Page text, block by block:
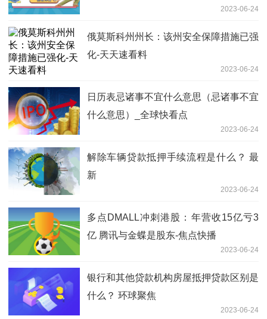
2023-06-24
俄莫斯科州州长：该州安全保障措施已强
化-天天速看料
2023-06-24
日历表忌诸事不宜什么意思（忌诸事不宜
什么意思）_全球快看点
2023-06-24
解除车辆贷款抵押手续流程是什么？ 最
新
2023-06-24
多点DMALL冲刺港股：年营收15亿亏3
亿 腾讯与金蝶是股东-焦点快播
2023-06-24
银行和其他贷款机构房屋抵押贷款区别是
什么？ 环球聚焦
2023-06-24